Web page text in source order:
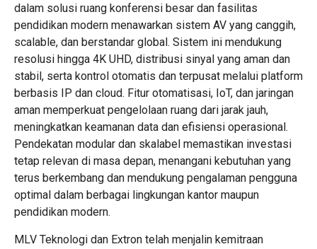
dalam solusi ruang konferensi besar dan fasilitas
pendidikan modern menawarkan sistem AV yang canggih,
scalable, dan berstandar global. Sistem ini mendukung
resolusi hingga 4K UHD, distribusi sinyal yang aman dan
stabil, serta kontrol otomatis dan terpusat melalui platform
berbasis IP dan cloud. Fitur otomatisasi, IoT, dan jaringan
aman memperkuat pengelolaan ruang dari jarak jauh,
meningkatkan keamanan data dan efisiensi operasional.
Pendekatan modular dan skalabel memastikan investasi
tetap relevan di masa depan, menangani kebutuhan yang
terus berkembang dan mendukung pengalaman pengguna
optimal dalam berbagai lingkungan kantor maupun
pendidikan modern.
MLV Teknologi dan Extron telah menjalin kemitraan